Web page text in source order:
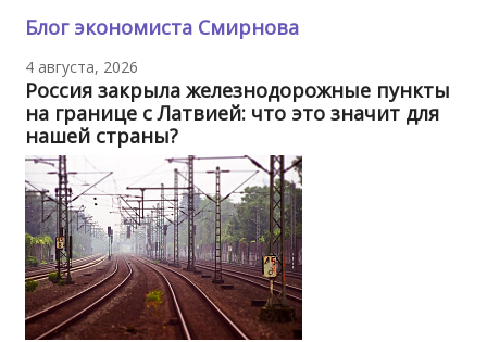
Блог экономиста Смирнова
4 августа, 2026
Россия закрыла железнодорожные пункты
на границе с Латвией: что это значит для
нашей страны?